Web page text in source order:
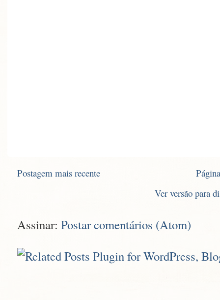
Postagem mais recente
Ver versão para
Assinar: Postar comentários (Atom)